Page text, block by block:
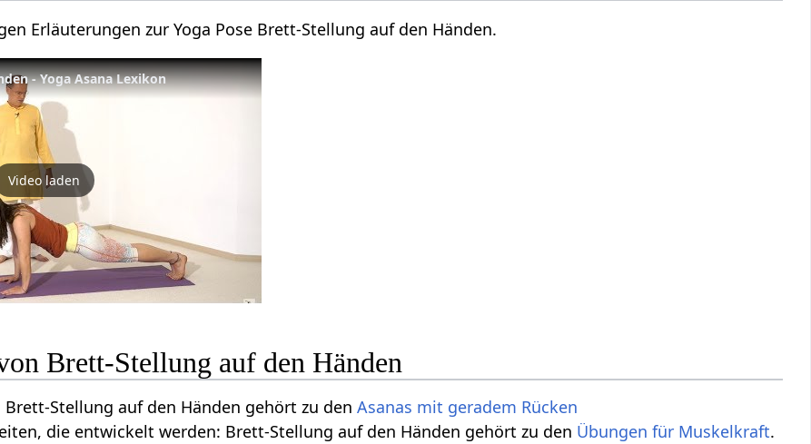
Erläuterungen zur Yoga Pose Brett-Stellung auf den Händen.
- Yoga Asana Lexikon
Video laden
Brett-Stellung auf den Händen
Stellung auf den Händen gehört zu denAsanas mit geradem Rücken
die entwickelt werden: Brett-Stellung auf den Händen gehört zu den Übungen für Muskelkraft.